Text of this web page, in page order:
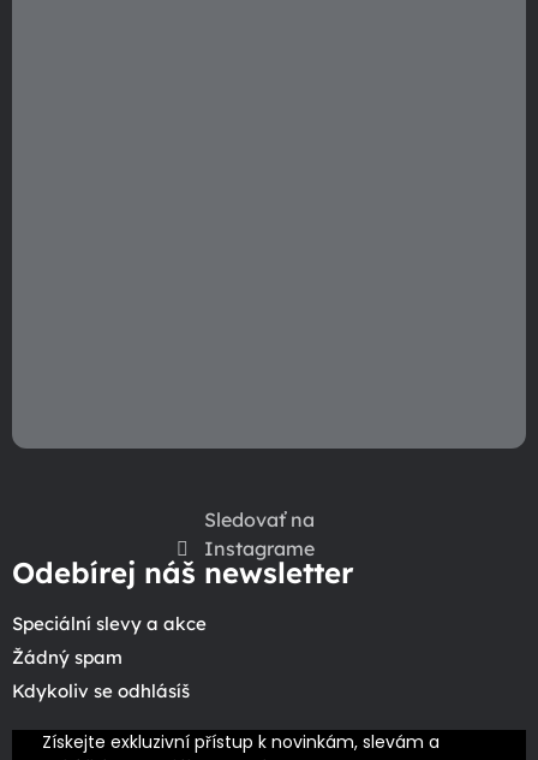
Sledovať na
Instagrame
Odebírej náš newsletter
Speciální slevy a akce
Žádný spam
Kdykoliv se odhlásíš
Získejte exkluzivní přístup k novinkám, slevám a